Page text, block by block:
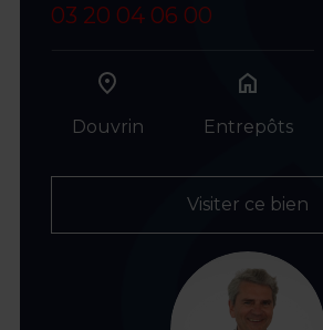
03 20 04 06 00
Douvrin
home
Entrepôts
Visiter ce bien